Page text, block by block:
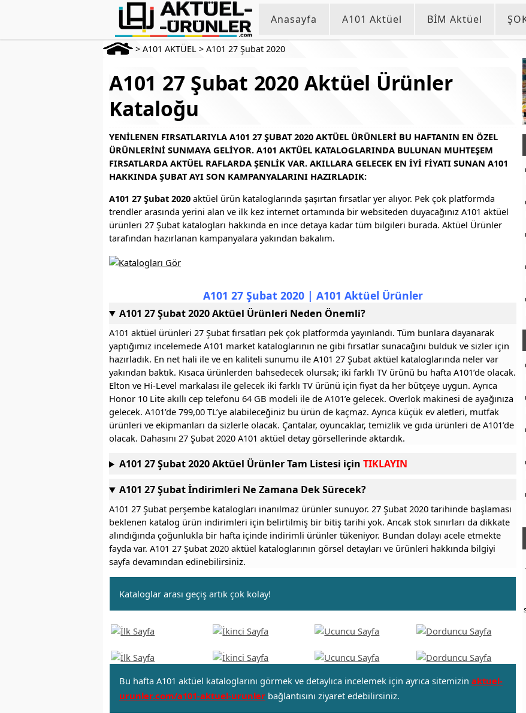
Anasayfa A101 Aktüel BİM Aktüel
> A101 AKTÜEL > A101 27 Şubat 2020
A101 27 Şubat 2020 Aktüel Ürünler
Kataloğu
YENILENEN FIRSATLARIYLA A101 27 ŞUBAT 2020 AKTÜEL ÜRÜNLERI BU HAFTANIN EN ÖZEL
ÜRÜNLERINI SUNMAYA GELIYOR. A101 AKTÜEL KATALOGLARINDA BULUNAN MUHTEŞEM
FIRSATLARDA AKTÜEL RAFLARDA ŞENLIK VAR. AKILLARA GELECEK EN IYI FIYATI SUNAN A101
HAKKINDA ŞUBAT AYI SON KAMPANYALARINI HAZIRLADIK:
A101 27 Şubat 2020 aktüel ürün kataloglarında şaşırtan fırsatlar yer alıyor. Pek çok platformda
trendler arasında yerini alan ve ilk kez internet ortamında bir websiteden duyacağınız A101 aktüel
ürünleri 27 Şubat katalogları hakkında en ince detaya kadar tüm bilgileri burada. Aktüel Ürünler
tarafından hazırlanan kampanyalara yakından bakalım.
A101 27 Şubat 2020 | A101 Aktüel Ürünler
A101 27 Şubat 2020 Aktüel Ürünleri Neden Önemli?
A101 aktüel ürünleri 27 Şubat fırsatları pek çok platformda yayınlandı. Tüm bunlara dayanarak
yaptığımız incelemede A101 market kataloglarının ne gibi fırsatlar sunacağını bulduk ve sizler için
hazırladık. En net hali ile ve en kaliteli sunumu ile A101 27 Şubat aktüel kataloglarında neler var
yakından baktık. Kısaca ürünlerden bahsedecek olursak; iki farklı TV ürünü bu hafta A101’de olacak.
Elton ve Hi-Level markalası ile gelecek iki farklı TV ürünü için fiyat da her bütçeye uygun. Ayrıca
Honor 10 Lite akıllı cep telefonu 64 GB modeli ile de A101’e gelecek. Overlok makinesi de ayağınıza
gelecek. A101’de 799,00 TL’ye alabileceğiniz bu ürün de kaçmaz. Ayrıca küçük ev aletleri, mutfak
ürünleri ve ekipmanları da sizlerle olacak. Çantalar, oyuncaklar, temizlik ve gıda ürünleri de A101’de
olacak. Dahasını 27 Şubat 2020 A101 aktüel detay görsellerinde aktardık.
A101 27 Şubat 2020 Aktüel Ürünler Tam Listesi içinTIKLAYIN
A101 27 Şubat İndirimleri Ne Zamana Dek Sürecek?
A101 27 Şubat perşembe katalogları inanılmaz ürünler sunuyor. 27 Şubat 2020 tarihinde başlaması
beklenen katalog ürün indirimleri için belirtilmiş bir bitiş tarihi yok. Ancak stok sınırları da dikkate
alındığında çoğunlukla bir hafta içinde indirimli ürünler tükeniyor. Bundan dolayı acele etmekte
fayda var. A101 27 Şubat 2020 aktüel kataloglarının görsel detayları ve ürünleri hakkında bilgiyi
sayfa devamından edinebilirsiniz.
Kataloglar arası geçiş artık çok kolay!
Bu hafta A101 aktüel kataloglarını görmek ve detaylıca incelemek için ayrıca sitemizin aktuel-
urunler.com/a101-aktuel-urunler bağlantısını ziyaret edebilirsiniz.